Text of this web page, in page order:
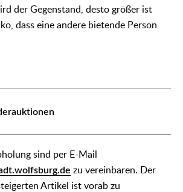
der Gegenstand, desto größer ist
dass eine andere bietende Person
sind per E-Mail
zu vereinbaren. Der
Artikel ist vorab zu